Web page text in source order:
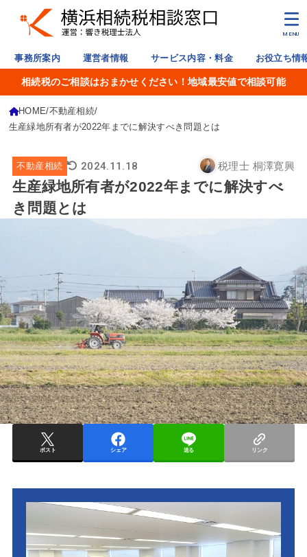
事務所案内 運営者情報 サービス内容・料金 お役立ち情
MENU
相続税のご相談はおまかせください！地域最安値で相談可能
HOME 不動産相続
生産緑地所有者が2022年までに解決すべき問題とは
不動産相続 2024.11.18 税理士 桐澤寛興
生産緑地所有者が2022年までに解決すべ
き問題とは
ポスト シェア 送る リンク